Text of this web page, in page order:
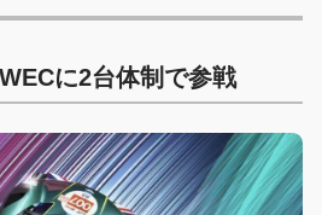
に2台体制で参戦